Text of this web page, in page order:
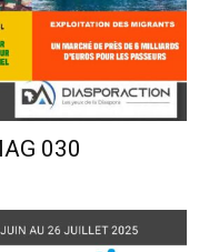
030